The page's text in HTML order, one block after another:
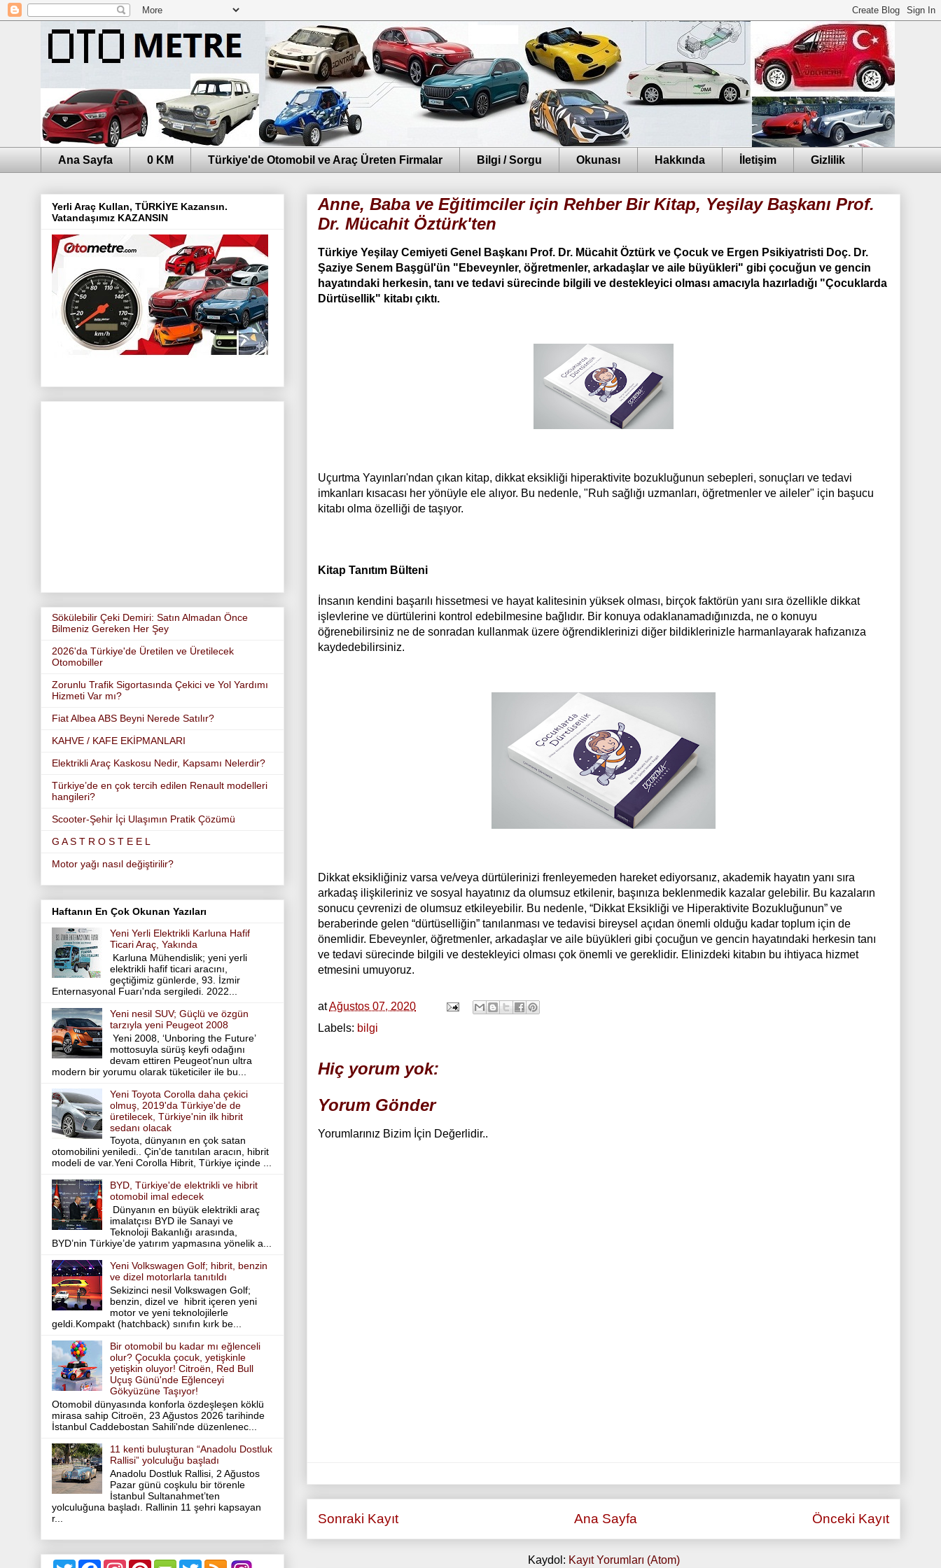
Ana Sayfa 0 KM Türkiye'de Otomobil ve Araç Üreten Firmalar Bilgi / Sorgu Okunası Hakkında İletişim Gizlilik
Anne, Baba ve Eğitimciler için Rehber Bir Kitap, Yeşilay Başkanı Prof.
Dr. Mücahit Öztürk'ten
Türkiye Yeşilay Cemiyeti Genel Başkanı Prof. Dr. Mücahit Öztürk ve Çocuk ve Ergen Psikiyatristi Doç. Dr.
Şaziye Senem Başgül'ün "Ebeveynler, öğretmenler, arkadaşlar ve aile büyükleri" gibi çocuğun ve gencin
hayatındaki herkesin, tanı ve tedavi sürecinde bilgili ve destekleyici olması amacıyla hazırladığı "Çocuklarda
Dürtüsellik" kitabı çıktı.
Uçurtma Yayınları'ndan çıkan kitap, dikkat eksikliği hiperaktivite bozukluğunun sebepleri, sonuçları ve tedavi
imkanları kısacası her yönüyle ele alıyor. Bu nedenle, "Ruh sağlığı uzmanları, öğretmenler ve aileler" için başucu
kitabı olma özelliği de taşıyor.
Kitap Tanıtım Bülteni
İnsanın kendini başarılı hissetmesi ve hayat kalitesinin yüksek olması, birçok faktörün yanı sıra özellikle dikkat
işlevlerine ve dürtülerini kontrol edebilmesine bağlıdır. Bir konuya odaklanamadığınızda, ne o konuyu
öğrenebilirsiniz ne de sonradan kullanmak üzere öğrendiklerinizi diğer bildiklerinizle harmanlayarak hafızanıza
kaydedebilirsiniz.
Dikkat eksikliğiniz varsa ve/veya dürtülerinizi frenleyemeden hareket ediyorsanız, akademik hayatın yanı sıra
arkadaş ilişkileriniz ve sosyal hayatınız da olumsuz etkilenir, başınıza beklenmedik kazalar gelebilir. Bu kazaların
sonucu çevrenizi de olumsuz etkileyebilir. Bu nedenle, “Dikkat Eksikliği ve Hiperaktivite Bozukluğunun” ve
beraberinde gelen “dürtüselliğin” tanılanması ve tedavisi bireysel açıdan önemli olduğu kadar toplum için de
önemlidir. Ebeveynler, öğretmenler, arkadaşlar ve aile büyükleri gibi çocuğun ve gencin hayatındaki herkesin tanı
ve tedavi sürecinde bilgili ve destekleyici olması çok önemli ve gereklidir. Elinizdeki kitabın bu ihtiyaca hizmet
etmesini umuyoruz.
atAğustos 07, 2020
Labels: bilgi
Hiç yorum yok:
Yorum Gönder
Yorumlarınız Bizim İçin Değerlidir..
Sonraki Kayıt Önceki Kayıt
Ana Sayfa
Kaydol: Kayıt Yorumları (Atom)
Yerli Araç Kullan, TÜRKİYE Kazansın.
Vatandaşımız KAZANSIN
Sökülebilir Çeki Demiri: Satın Almadan Önce
Bilmeniz Gereken Her Şey
2026'da Türkiye'de Üretilen ve Üretilecek
Otomobiller
Zorunlu Trafik Sigortasında Çekici ve Yol Yardımı
Hizmeti Var mı?
Fiat Albea ABS Beyni Nerede Satılır?
KAHVE / KAFE EKİPMANLARI
Elektrikli Araç Kaskosu Nedir, Kapsamı Nelerdir?
Türkiye’de en çok tercih edilen Renault modelleri
hangileri?
Scooter-Şehir İçi Ulaşımın Pratik Çözümü
G A S T R O S T E E L
Motor yağı nasıl değiştirilir?
Haftanın En Çok Okunan Yazıları
Yeni Yerli Elektrikli Karluna Hafif
Ticari Araç, Yakında
Karluna Mühendislik; yeni yerli
elektrikli hafif ticari aracını,
geçtiğimiz günlerde, 93. İzmir
Enternasyonal Fuarı'nda sergiledi. 2022...
Yeni nesil SUV; Güçlü ve özgün
tarzıyla yeni Peugeot 2008
Yeni 2008, ‘Unboring the Future’
mottosuyla sürüş keyfi odağını
devam ettiren Peugeot’nun ultra
modern bir yorumu olarak tüketiciler ile bu...
Yeni Toyota Corolla daha çekici
olmuş, 2019'da Türkiye'de de
üretilecek, Türkiye'nin ilk hibrit
sedanı olacak
Toyota, dünyanın en çok satan
otomobilini yeniledi.. Çin'de tanıtılan aracın, hibrit
modeli de var.Yeni Corolla Hibrit, Türkiye içinde ...
BYD, Türkiye'de elektrikli ve hibrit
otomobil imal edecek
Dünyanın en büyük elektrikli araç
imalatçısı BYD ile Sanayi ve
Teknoloji Bakanlığı arasında,
BYD’nin Türkiye’de yatırım yapmasına yönelik a...
Yeni Volkswagen Golf; hibrit, benzin
ve dizel motorlarla tanıtıldı
Sekizinci nesil Volkswagen Golf;
benzin, dizel ve hibrit içeren yeni
motor ve yeni teknolojilerle
geldi.Kompakt (hatchback) sınıfın kırk be...
Bir otomobil bu kadar mı eğlenceli
olur? Çocukla çocuk, yetişkinle
yetişkin oluyor! Citroën, Red Bull
Uçuş Günü'nde Eğlenceyi
Gökyüzüne Taşıyor!
Otomobil dünyasında konforla özdeşleşen köklü
mirasa sahip Citroën, 23 Ağustos 2026 tarihinde
İstanbul Caddebostan Sahili'nde düzenlenec...
11 kenti buluşturan “Anadolu Dostluk
Rallisi” yolculuğu başladı
Anadolu Dostluk Rallisi, 2 Ağustos
Pazar günü coşkulu bir törenle
İstanbul Sultanahmet’ten
yolculuğuna başladı. Rallinin 11 şehri kapsayan
r...
T
F
P
T